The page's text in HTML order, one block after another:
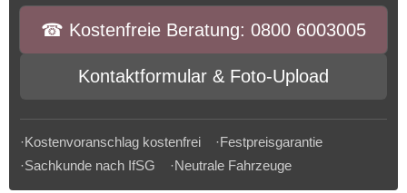
☎︎ Kostenfreie Beratung: 0800 6003005
Kontaktformular & Foto-Upload
·Kostenvoranschlag kostenfrei ·Festpreisgarantie
·Sachkunde nach IfSG ·Neutrale Fahrzeuge